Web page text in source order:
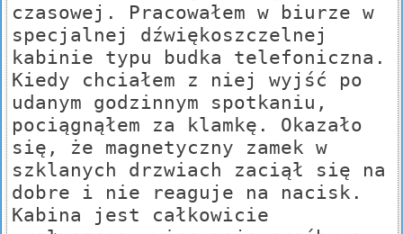
czasowej. Pracowałem w biurze w
specjalnej dźwiękoszczelnej
kabinie typu budka telefoniczna.
Kiedy chciałem z niej wyjść po
udanym godzinnym spotkaniu,
pociągnąłem za klamkę. Okazało
się, że magnetyczny zamek w
szklanych drzwiach zaciął się na
dobre i nie reaguje na nacisk.
Kabina jest całkowicie